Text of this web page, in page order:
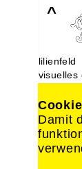
^
lilienfeld
visuelles
10969
030. 214
0176.
Damit